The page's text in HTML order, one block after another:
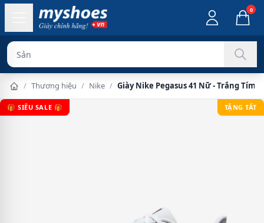
0
Sản phẩm chính
/ Thương hiệu / Nike / Giày Nike Pegasus 41 Nữ - Trắng Tím
🎁 SIÊU SALE 🎁 TẶNG TẤT